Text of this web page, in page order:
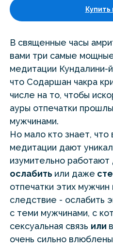
Купить
В священные часы
вами три самые
медитации Кундалини-
что Содаршан чакра
числе на то, чтобы
ауры отпечатки
мужчинами.
Но мало кто знает, что
медитации дают
изумительно работают
ослабить или даже
отпечатки этих
следствие - ослабить
с теми мужчинами, с
сексуальная связь или
очень сильно